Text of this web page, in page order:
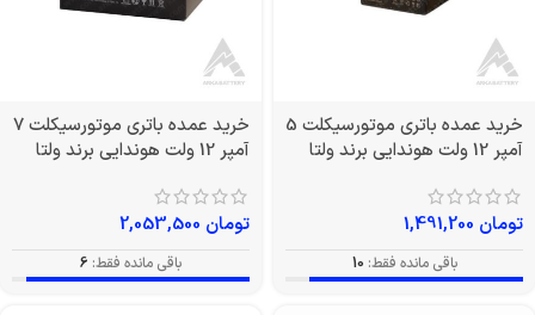
خرید عمده باتری موتورسیکلت 5
آمپر 12 ولت هوندایی برند ولتا
تومان
باقی مانده فقط: 10
خرید عمده باتری موتورسیکلت 7
آمپر 12 ولت هوندایی برند ولتا
تومان
باقی مانده فقط: 6